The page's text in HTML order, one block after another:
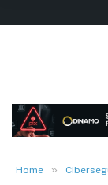
Home »